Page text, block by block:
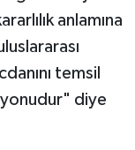
anlamına
temsil
diye